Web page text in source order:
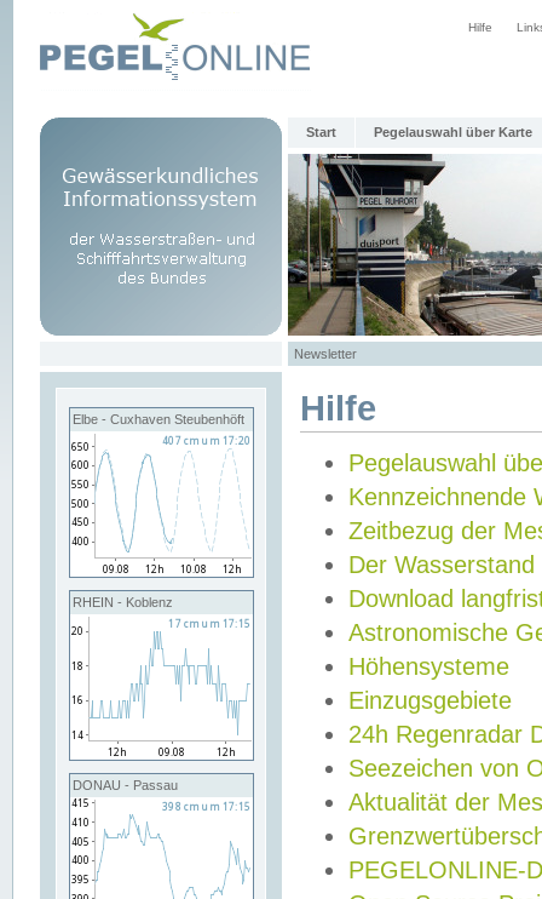
Hilfe
Start Pegelauswahl über Karte
Newsletter
Elbe - Cuxhaven Steubenhöft
RHEIN - Koblenz
DONAU - Passau
Hilfe
Pegelauswahl
Kennzeichnende
Zeitbezug der
Der Wasserstand
Download
Astronomische
Höhensysteme
Einzugsgebiete
24h Regenradar
Seezeichen von
Aktualität der
PEGELONLINE-